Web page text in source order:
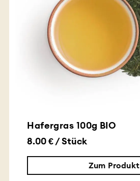
Hafergras 100g BIO
8.00 € / Stück
Zum Produkt